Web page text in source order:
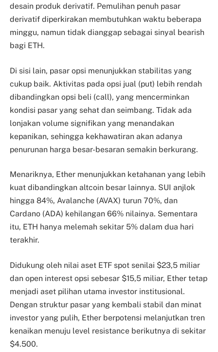
desain produk derivatif. Pemulihan penuh pasar
derivatif diperkirakan membutuhkan waktu beberapa
minggu, namun tidak dianggap sebagai sinyal bearish
bagi ETH.
Di sisi lain, pasar opsi menunjukkan stabilitas yang
cukup baik. Aktivitas pada opsi jual (put) lebih rendah
dibandingkan opsi beli (call), yang mencerminkan
kondisi pasar yang sehat dan seimbang. Tidak ada
lonjakan volume signifikan yang menandakan
kepanikan, sehingga kekhawatiran akan adanya
penurunan harga besar-besaran semakin berkurang.
Menariknya, Ether menunjukkan ketahanan yang lebih
kuat dibandingkan altcoin besar lainnya. SUI anjlok
hingga 84%, Avalanche (AVAX) turun 70%, dan
Cardano (ADA) kehilangan 66% nilainya. Sementara
itu, ETH hanya melemah sekitar 5% dalam dua hari
terakhir.
Didukung oleh nilai aset ETF spot senilai $23,5 miliar
dan open interest opsi sebesar $15,5 miliar, Ether tetap
menjadi aset pilihan utama investor institusional.
Dengan struktur pasar yang kembali stabil dan minat
investor yang pulih, Ether berpotensi melanjutkan tren
kenaikan menuju level resistance berikutnya di sekitar
$4.500.